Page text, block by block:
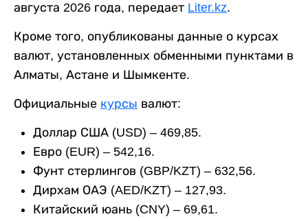
августа 2026 года, передает Liter.kz.
Кроме того, опубликованы данные о курсах
валют, установленных обменными пунктами в
Алматы, Астане и Шымкенте.
Официальные курсы валют:
Доллар США (USD) – 469,85.
Евро (EUR) – 542,16.
Фунт стерлингов (GBP/KZT) – 632,56.
Дирхам ОАЭ (AED/KZT) – 127,93.
Китайский юань (CNY) – 69,61.